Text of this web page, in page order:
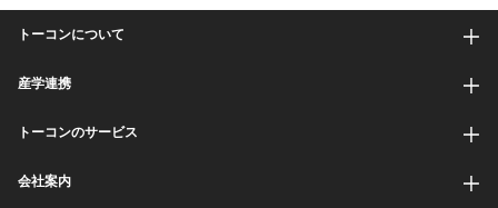
トーコンについて
産学連携
トーコンのサービス
会社案内